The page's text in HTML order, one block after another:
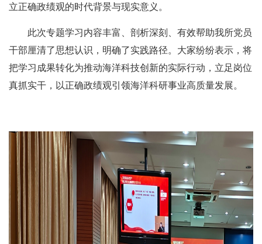
立正确政绩观的时代背景与现实意义。
此次专题学习内容丰富、剖析深刻、有效帮助我所党员
干部厘清了思想认识，明确了实践路径。大家纷纷表示，将
把学习成果转化为推动海洋科技创新的实际行动，立足岗位
真抓实干，以正确政绩观引领海洋科研事业高质量发展。